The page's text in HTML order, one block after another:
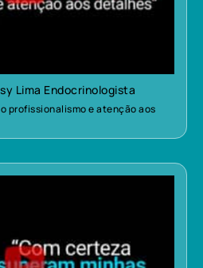
Lima Endocrinologista
profissionalismo e atenção aos